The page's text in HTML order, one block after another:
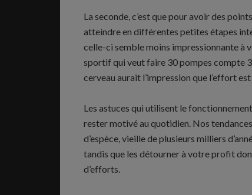
La seconde, c’est que pour avoir des
atteindre en différentes petites étapes
celle-ci semble moins impressionnante à
sportif qui veut faire 30 pompes compte 3
cerveau aurait l’impression que l’effort
Les astuces qui utilisent le
rester motivé au quotidien. Nos
d’espèce, vieille de plusieurs milliers
tandis que les détourner à votre profit
d’efforts.